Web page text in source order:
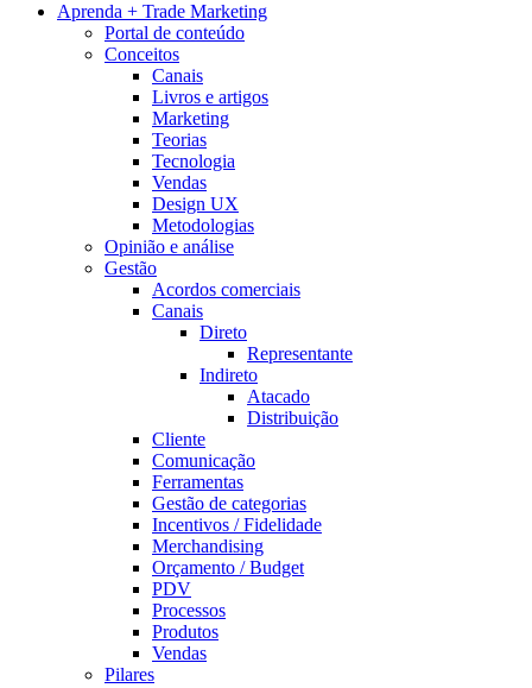
Aprenda + Trade Marketing
Portal de conteúdo
Conceitos
Canais
Livros e artigos
Marketing
Teorias
Tecnologia
Vendas
Design UX
Metodologias
Opinião e análise
Gestão
Acordos comerciais
Canais
Direto
Representante
Indireto
Atacado
Distribuição
Cliente
Comunicação
Ferramentas
Gestão de categorias
Incentivos / Fidelidade
Merchandising
Orçamento / Budget
PDV
Processos
Produtos
Vendas
Pilares